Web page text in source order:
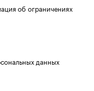
об ограничениях
данных